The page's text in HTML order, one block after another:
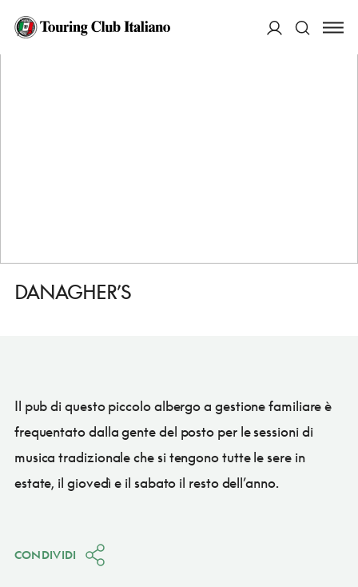
HOME
DANAGHER’S
Il pub di questo piccolo albergo a gestione familiare è
frequentato dalla gente del posto per le sessioni di
musica tradizionale che si tengono tutte le sere in
estate, il giovedì e il sabato il resto dell’anno.
CONDIVIDI